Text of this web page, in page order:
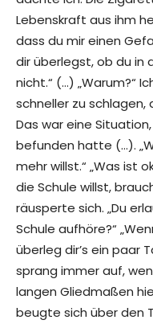
Lebenskraft aus ihm
dass du mir einen
dir überlegst, ob du in
nicht.“ (…) „Warum?“
schneller zu schlagen,
Das war eine
befunden hatte (…).
mehr willst.“ „Was ist
die Schule willst,
räusperte sich. „Du
Schule aufhöre?“
überleg dir’s ein paar
sprang immer auf,
langen Gliedmaßen
beugte sich über den